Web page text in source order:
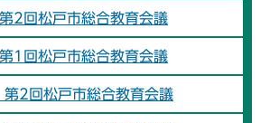
2回松戸市総合教育会議
1回松戸市総合教育会議
2回松戸市総合教育会議